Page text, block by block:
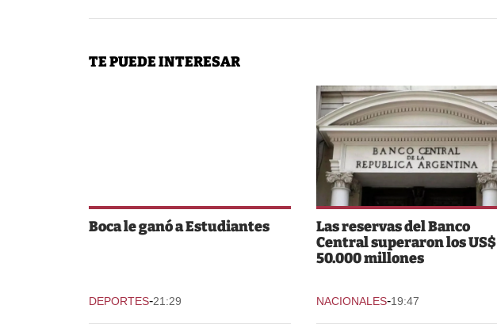
TE PUEDE INTERESAR
Boca le ganó a Estudiantes
DEPORTES-21:29
Las reservas del Banco
Central superaron los US$
50.000 millones
NACIONALES-19:47